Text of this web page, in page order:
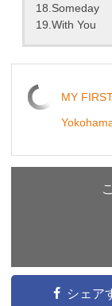
18.Someday
19.With You
MY
シェア